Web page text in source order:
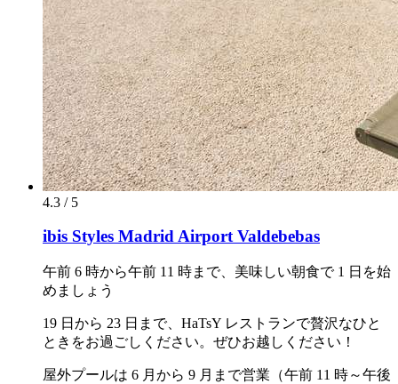
4.3 / 5
ibis Styles Madrid Airport Valdebebas
午前 6 時から午前 11 時まで、美味しい朝食で 1 日を始
めましょう
19 日から 23 日まで、HaTsY レストランで贅沢なひと
ときをお過ごしください。ぜひお越しください！
屋外プールは 6 月から 9 月まで営業（午前 11 時～午後